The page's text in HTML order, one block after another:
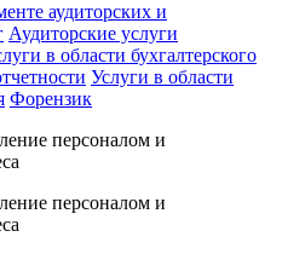
аудиторских и
Аудиторские услуги
в области бухгалтерского
Услуги в области
Форензик
персоналом и
персоналом и